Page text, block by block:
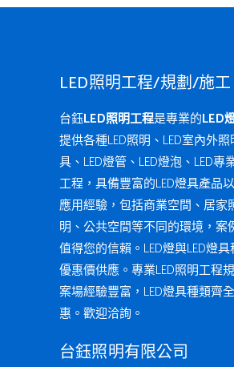
LED照明工程/規劃/施工
台鈺LED照明工程是專業的LED
提供各種LED照明、LED室內外照
具、LED燈管、LED燈泡、LED專
工程，具備豐富的LED燈具產品
應用經驗，包括商業空間、居家
明、公共空間等不同的環境，案
值得您的信賴。LED燈與LED燈具
優惠價供應。專業LED照明工程
案場經驗豐富，LED燈具種類齊
惠。歡迎洽詢。
台鈺照明有限公司